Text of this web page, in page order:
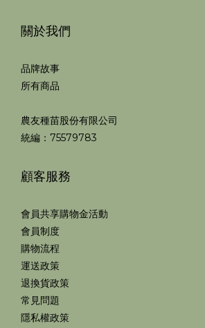
關於我們
品牌故事
所有商品
農友種苗股份有限公司
統編：75579783
顧客服務
會員共享購物金活動
會員制度
購物流程
運送政策
退換貨政策
常見問題
隱私權政策